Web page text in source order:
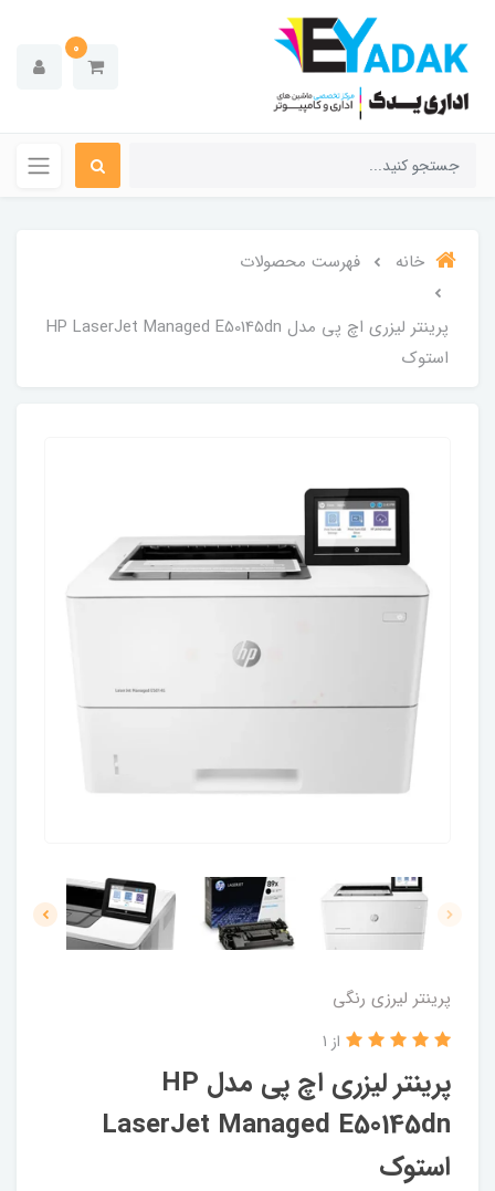
0
خانه فهرست محصولات
پرینتر لیزری اچ پی مدل HP LaserJet Managed E50145dn
استوک
پرینتر لیرزی رنگی
پرینتر لیزری اچ پی مدل HP
LaserJet Managed E50145dn
استوک
از 1